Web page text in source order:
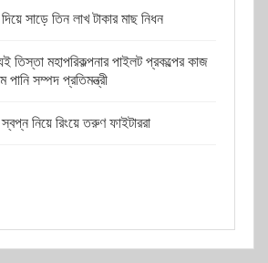
সাড়ে তিন লাখ টাকার মাছ নিধন
তিস্তা মহাপরিকল্পনার পাইলট প্রকল্পের কাজ
সম্পদ প্রতিমন্ত্রী
নিয়ে রিংয়ে তরুণ ফাইটাররা